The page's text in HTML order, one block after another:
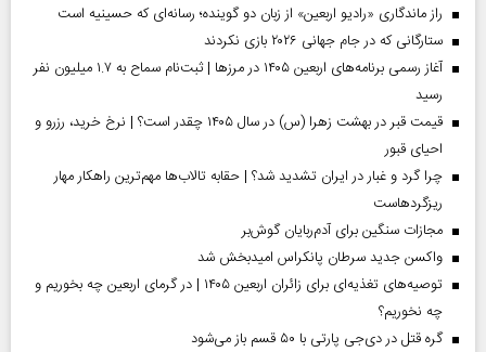
راز ماندگاری «رادیو اربعین» از زبان دو گوینده؛ رسانه‌ای که حسینیه است
ستارگانی که در جام جهانی ۲۰۲۶ بازی نکردند
آغاز رسمی برنامه‌های اربعین ۱۴۰۵ در مرز‌ها | ثبت‌نام سماح به ۱.۷ میلیون نفر
رسید
قیمت قبر در بهشت زهرا (س) در سال ۱۴۰۵ چقدر است؟ | نرخ خرید، رزرو و
احیای قبور
چرا گرد و غبار در ایران تشدید شد؟ | حقابه تالاب‌ها مهم‌ترین راهکار مهار
ریزگردهاست
مجازات سنگین برای آدم‌ربایان گوش‌بر
واکسن جدید سرطان پانکراس امیدبخش شد
توصیه‌های تغذیه‌ای برای زائران اربعین ۱۴۰۵ | در گرمای اربعین چه بخوریم و
چه نخوریم؟
گره قتل در دی‌جی پارتی با ۵۰ قسم باز می‌شود